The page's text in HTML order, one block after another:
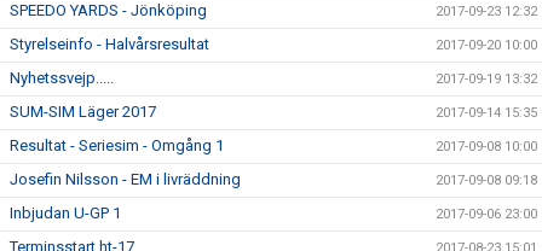
SPEEDO YARDS - Jönköping 2017-09-23 12:32
Styrelseinfo - Halvårsresultat 2017-09-20 10:00
Nyhetssvejp..... 2017-09-19 13:32
SUM-SIM Läger 2017 2017-09-14 15:35
Resultat - Seriesim - Omgång 1 2017-09-08 10:00
Josefin Nilsson - EM i livräddning 2017-09-08 09:18
Inbjudan U-GP 1 2017-09-06 23:00
Terminsstart ht-17